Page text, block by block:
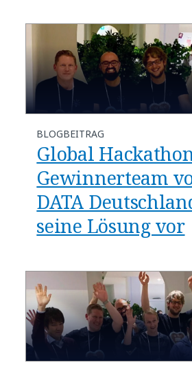
BLOGBEITRAG
Global
Gewinnerteam
DATA
seine Lösung vor